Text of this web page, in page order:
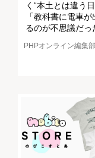
く“本土とは違う
「教科書に電車が
るのが不思議だっ
PHPオンライン編集部